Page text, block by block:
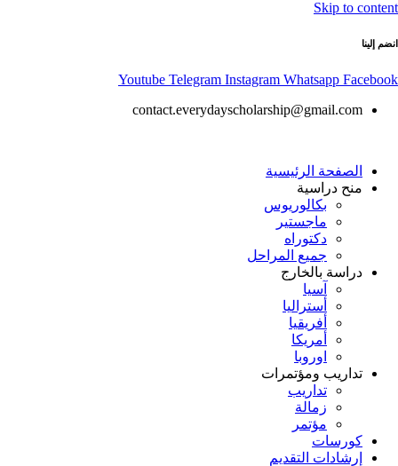
Skip to content
انضم إلينا
Youtube Telegram Instagram Whatsapp Facebook
contact.everydayscholarship@gmail.com
الصفحة الرئيسية
منح دراسية
بكالوريوس
ماجستير
دكتوراه
جميع المراحل
دراسة بالخارج
آسيا
أستراليا
أفريقيا
أمريكا
اوروبا
تداريب ومؤتمرات
تداريب
زمالة
مؤتمر
كورسات
إرشادات التقديم